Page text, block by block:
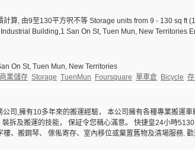
算, 由9至130平方呎不等 Storage units from 9 - 130 sq ft
Building,1 San On St, Tuen Mun, New Territories
On St, Tuen Mun, New Territories
商業儲存 Storage TuenMun Foursquare 單車倉 Bicycle
司,擁有10多年來的搬運經驗， 本公司擁有各種專業搬運
拆及搬運的技能， 保証令您稱心滿意。 快捷皇24小時
、搬鋼琴、 傢俬寄存、室內移位或棄置舊物及清場服務.